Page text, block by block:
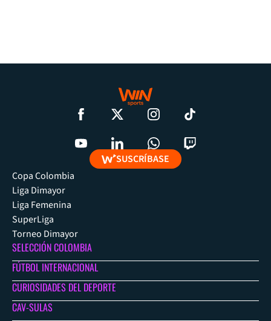
SUSCRÍBASE
Copa Colombia
Liga Dimayor
Liga Femenina
SuperLiga
Torneo Dimayor
SELECCIÓN COLOMBIA
FÚTBOL INTERNACIONAL
CURIOSIDADES DEL DEPORTE
CAV-SULAS